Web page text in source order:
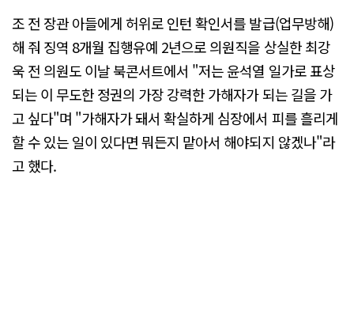
조 전 장관 아들에게 허위로 인턴 확인서를 발급(업무방해)
해 줘 징역 8개월 집행유예 2년으로 의원직을 상실한 최강
욱 전 의원도 이날 북콘서트에서 "저는 윤석열 일가로 표상
되는 이 무도한 정권의 가장 강력한 가해자가 되는 길을 가
고 싶다"며 "가해자가 돼서 확실하게 심장에서 피를 흘리게
할 수 있는 일이 있다면 뭐든지 맡아서 해야되지 않겠나"라
고 했다.